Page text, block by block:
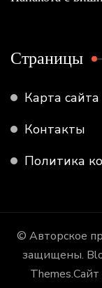
Страницы
Карта сайта
Контакты
Политика
© Авторское
защищены.
Themes.Сайт